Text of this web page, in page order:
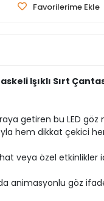
Favorilerime Ekle
Işıklı Sırt
getiren bu LED göz
hem dikkat çekici
veya özel etkinlikler
animasyonlu göz